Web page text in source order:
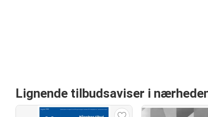
Lignende tilbudsaviser i